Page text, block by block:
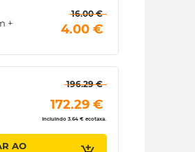
+
16.00 €
4.00 €
196.29 €
172.29 €
Incluindo 3.64 € ecotaxa.
AO